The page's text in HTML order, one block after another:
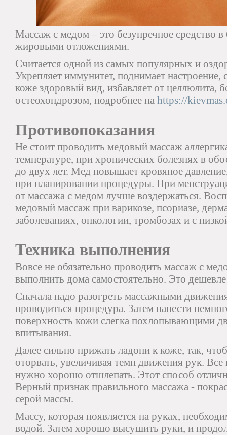
Массаж с медом – это безупречное средство
жировыми отложениями.
Считается одной из самых популярных и
Укрепляет иммунитет, поднимает настроение,
коже здоровый вид, избавляет от целлюлита,
остеохондрозом, подробнее на https://
Противопоказания
Не стоит проводить медовый массаж
температуре, при хронических болезнях в
до двух лет. Мед повышает кровяное
при планировании процедуры. При
от массажа с медом лучше воздержаться.
медовый массаж при варикозе, псориазе,
заболеваниях, онкологии, тромбозах и с
Техника выполнения
Вовсе не обязательно проводить массаж с
выполнить дома самостоятельно. Это дешевле
Сначала надо разогреть массажными
проводиться процедура. Затем нанести
поверхность кожи слегка похлопывающими
впитывания.
Далее сильно прижать ладони к коже, так,
оторвать, увеличивая темп движения рук.
нужно хорошо отшлепать. Этот способ
Верный признак правильного массажа -
серой массы.
Массу, которая появляется на руках,
водой. Затем хорошо высушить руки, и